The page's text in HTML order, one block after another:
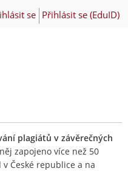
se Přihlásit se (EduID)
plagiátů v závěrečných
zapojeno více než 50
České republice a na